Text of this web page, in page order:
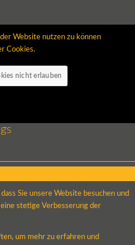
Website nutzen zu können
Cookies.
nicht erlauben
Sie unsere Website besuchen und
stetige Verbesserung der
um mehr zu erfahren und